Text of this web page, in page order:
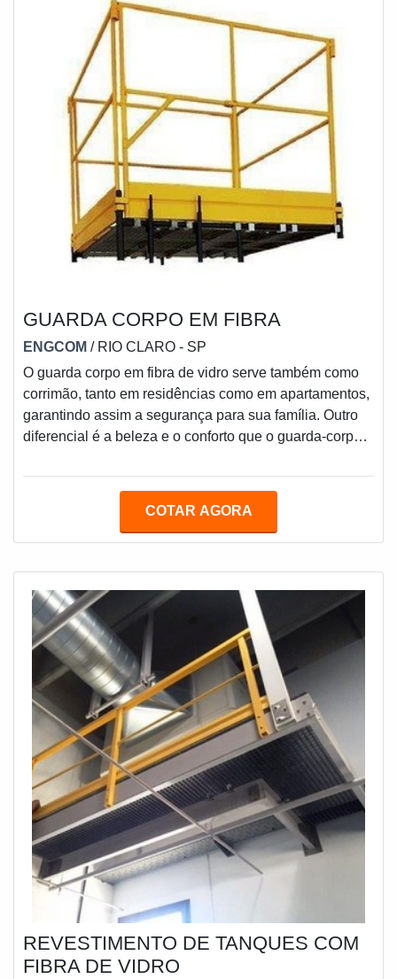
GUARDA CORPO EM FIBRA
ENGCOM / RIO CLARO - SP
O guarda corpo em fibra de vidro serve também como
corrimão, tanto em residências como em apartamentos,
garantindo assim a segurança para sua família. Outro
diferencial é a beleza e o conforto que o guarda-corpo
seguro e com uma estrutura diferenciada. A instalação
tem a garantia que os guarda-corpos serão fixados com
COTAR AGORA
REVESTIMENTO DE TANQUES COM
FIBRA DE VIDRO